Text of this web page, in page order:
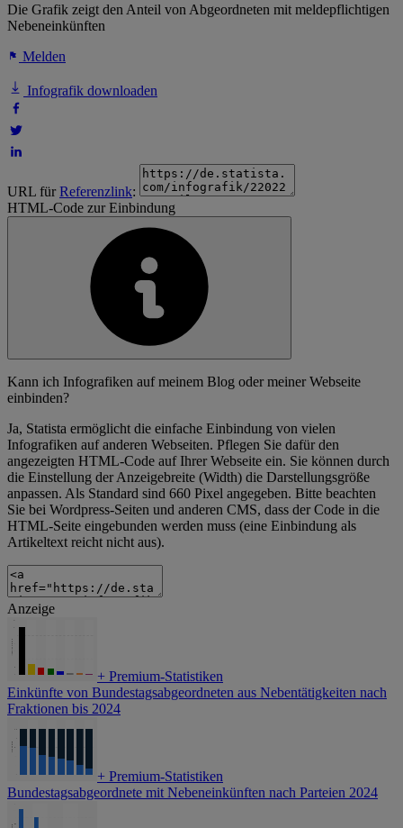
Die Grafik zeigt den Anteil von Abgeordneten mit meldepflichtigen
Nebeneinkünften
Melden
Infografik downloaden
URL fürReferenzlink:
HTML-Code zur Einbindung
Kann ich Infografiken auf meinem Blog oder meiner Webseite
einbinden?
Ja, Statista ermöglicht die einfache Einbindung von vielen
Infografiken auf anderen Webseiten. Pflegen Sie dafür den
angezeigten HTML-Code auf Ihrer Webseite ein. Sie können durch
die Einstellung der Anzeigebreite (Width) die Darstellungsgröße
anpassen. Als Standard sind 660 Pixel angegeben. Bitte beachten
Sie bei Wordpress-Seiten und anderen CMS, dass der Code in die
HTML-Seite eingebunden werden muss (eine Einbindung als
Artikeltext reicht nicht aus).
Anzeige
+ Premium-Statistiken
Einkünfte von Bundestagsabgeordneten aus Nebentätigkeiten nach
Fraktionen bis 2024
+ Premium-Statistiken
Bundestagsabgeordnete mit Nebeneinkünften nach Parteien 2024